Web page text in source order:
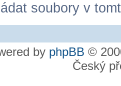
soubory v
by phpBB ©
Český